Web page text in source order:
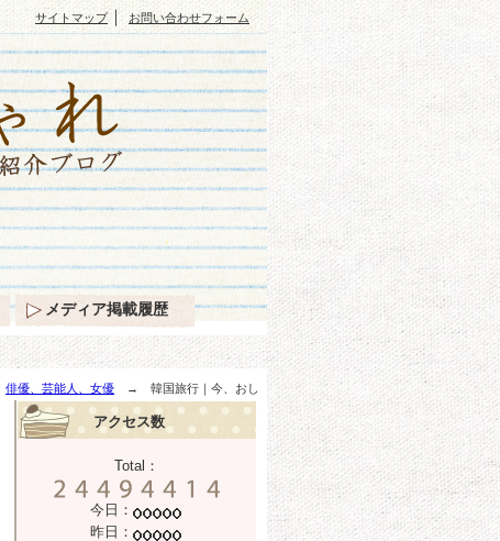
俳優、芸能人、女優 → 韓国旅行｜今、おし
アクセス数
Total：
今日：
昨日：
サイトマップ｜ お問い合わせフォーム
メディア掲載履歴